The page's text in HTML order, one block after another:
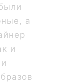
а
и